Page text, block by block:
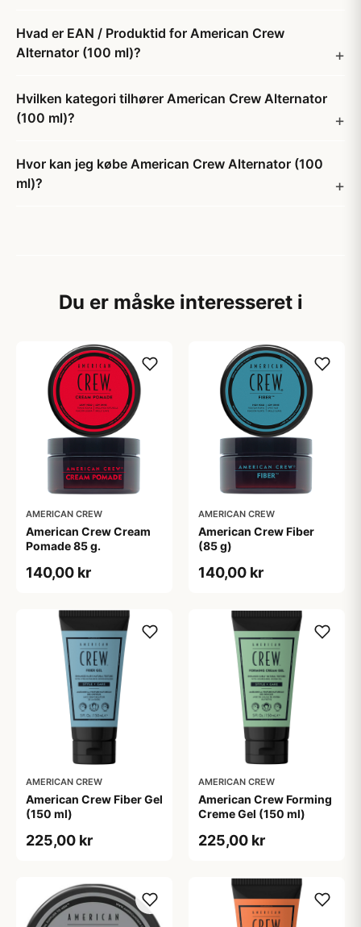
Hvad er EAN / Produktid for American Crew
Alternator (100 ml)?
Hvilken kategori tilhører American Crew Alternator
(100 ml)?
Hvor kan jeg købe American Crew Alternator (100
ml)?
Du er måske interesseret i
AMERICAN CREW
American Crew Cream
Pomade 85 g.
140,00 kr
AMERICAN CREW
American Crew Fiber
(85 g)
140,00 kr
AMERICAN CREW
American Crew Fiber Gel
(150 ml)
225,00 kr
AMERICAN CREW
American Crew Forming
Creme Gel (150 ml)
225,00 kr